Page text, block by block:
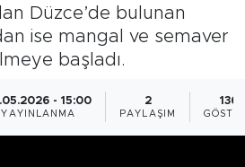
Düzce’de bulunan
ise mangal ve semaver
başladı.
- 15:00
YAYINLANMA
2
PAYLAŞIM
1368